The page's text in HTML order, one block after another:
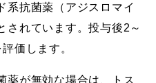
系抗菌薬（アジスロマイ
されています。投与後2～
価します。
薬が無効な場合は、トス